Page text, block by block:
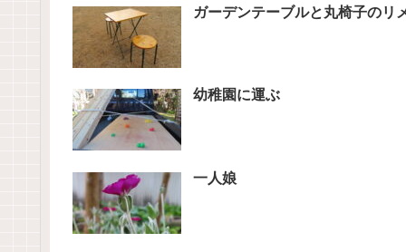
ガーデンテーブルと丸椅子のリ
幼稚園に運ぶ
一人娘